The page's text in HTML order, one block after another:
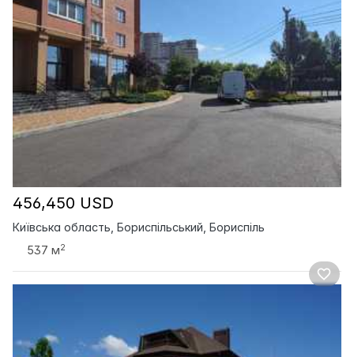
456,450 USD
Київська область, Бориспільський, Бориспіль
537 м2